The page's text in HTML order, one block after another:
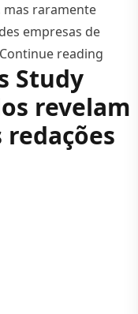
raramente
empresas de
Continue reading
Study
revelam